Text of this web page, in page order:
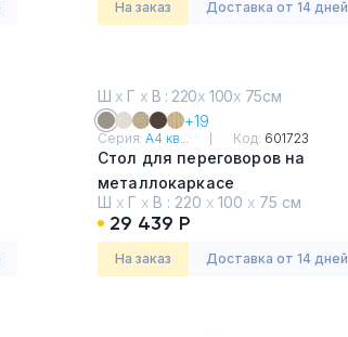
На заказ Доставка от 14 дней
Ш х Г х В : 220х 100х 75см
+19
Серия:А4 кв... Код: 601723
Стол для переговоров на
металлокаркасе
Мокко премиум
Ш х Г х В : 220 х 100 х 75 см
29 439 Р
На заказ Доставка от 14 дней